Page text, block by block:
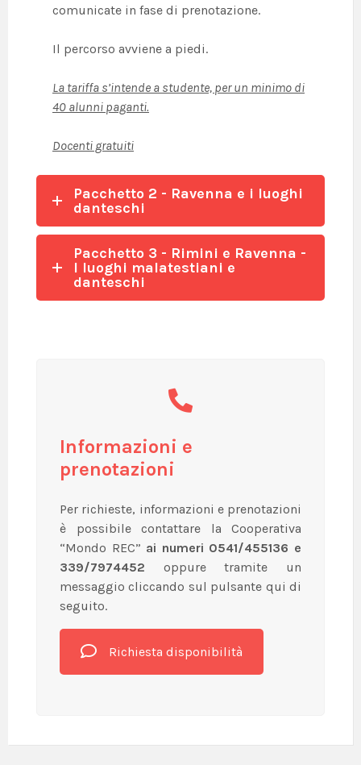
comunicate in fase di prenotazione.
Il percorso avviene a piedi.
La tariffa s’intende a studente, per un minimo di
40 alunni paganti.
Docenti gratuiti
Pacchetto 2 - Ravenna e i luoghi
danteschi
Pacchetto 3 - Rimini e Ravenna -
I luoghi malatestiani e
danteschi
Informazioni e
prenotazioni
Per richieste, informazioni e prenotazioni
è possibile contattare la Cooperativa
“Mondo REC” ai numeri 0541/455136 e
339/7974452 oppure tramite un
messaggio cliccando sul pulsante qui di
seguito.
Richiesta disponibilità